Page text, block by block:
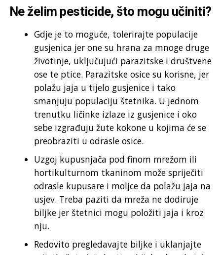
Ne želim pesticide, što mogu učiniti?
Gdje je to moguće, tolerirajte populacije
gusjenica jer one su hrana za mnoge druge
životinje, uključujući parazitske i društvene
ose te ptice. Parazitske osice su korisne, jer
polažu jaja u tijelo gusjenice i tako
smanjuju populaciju štetnika. U jednom
trenutku ličinke izlaze iz gusjenice i oko
sebe izgrađuju žute kokone u kojima će se
preobraziti u odrasle osice.
Uzgoj kupusnjača pod finom mrežom ili
hortikulturnom tkaninom može spriječiti
odrasle kupusare i moljce da polažu jaja na
usjev. Treba paziti da mreža ne dodiruje
biljke jer štetnici mogu položiti jaja i kroz
nju.
Redovito pregledavajte biljke i uklanjajte